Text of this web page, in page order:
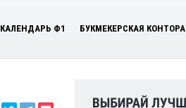
КАЛЕНДАРЬ Ф1 БУКМЕКЕРСКАЯ КОНТОРА